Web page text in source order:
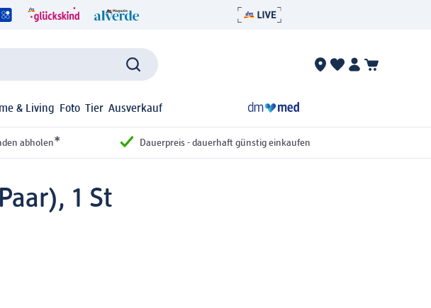
& Living Foto Tier Ausverkauf
abholen* Dauerpreis - dauerhaft günstig einkaufen
1 St